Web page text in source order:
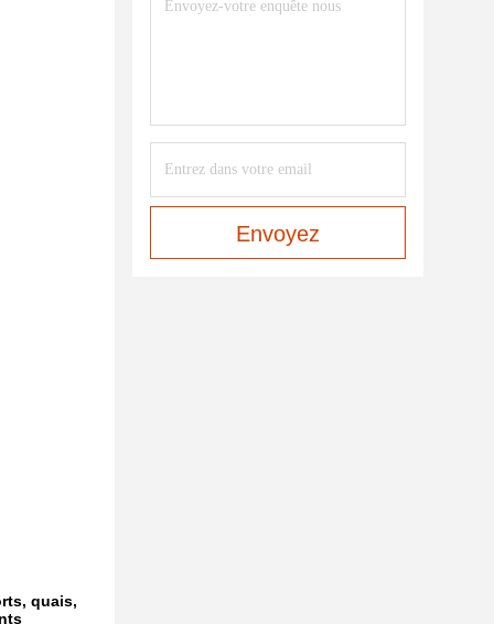
quais,
Envoyez